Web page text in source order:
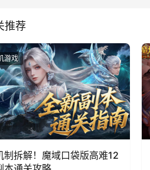
推荐
游戏
制拆解！魔域口袋版高难12